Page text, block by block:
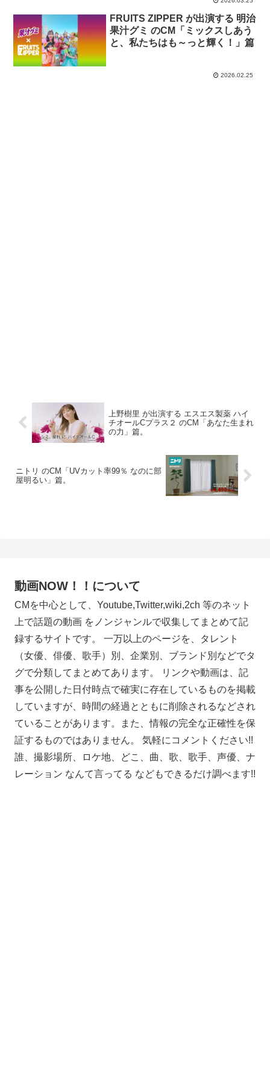
FRUITS ZIPPER が出演する 明治
果汁グミ のCM「ミックスしあう
と、私たちはも～っと輝く！」篇
2026.02.25
上野樹里 が出演する エスエス製薬 ハイ
チオールCプラス２ のCM「あなた生まれ
の力」篇。
ニトリ のCM「UVカット率99％ なのに部
屋明るい」篇。
動画NOW！！について
CMを中心として、Youtube,Twitter,wiki,2ch 等のネット
上で話題の動画 をノンジャンルで収集してまとめて記
録するサイトです。 一万以上のページを、タレント
（女優、俳優、歌手）別、企業別、ブランド別などでタ
グで分類してまとめてあります。 リンクや動画は、記
事を公開した日付時点で確実に存在しているものを掲載
していますが、時間の経過とともに削除されるなどされ
ていることがあります。また、情報の完全な正確性を保
証するものではありません。 気軽にコメントください!!
誰、撮影場所、ロケ地、どこ、曲、歌、歌手、声優、ナ
レーション なんて言ってる などもできるだけ調べます!!